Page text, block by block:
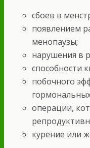
сбоев в
появлением
менопаузы;
нарушения в
способности
побочного
операции,
курение или